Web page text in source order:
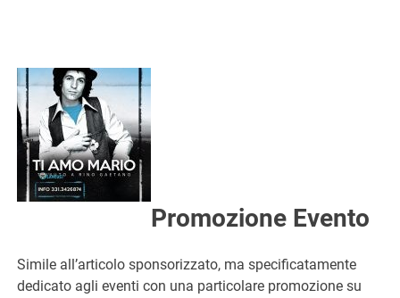
Promozione Evento
Simile all’articolo sponsorizzato, ma specificatamente
dedicato agli eventi con una particolare promozione su